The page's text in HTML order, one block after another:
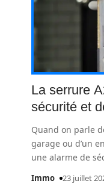
La serrure
sécurité et
Quand on parle
garage ou d’un
une alarme de
Immo 23 juillet